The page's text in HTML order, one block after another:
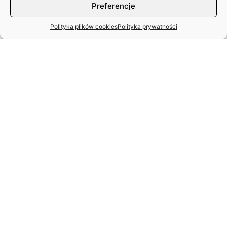
Preferencje
Polityka plików cookiesPolityka prywatności